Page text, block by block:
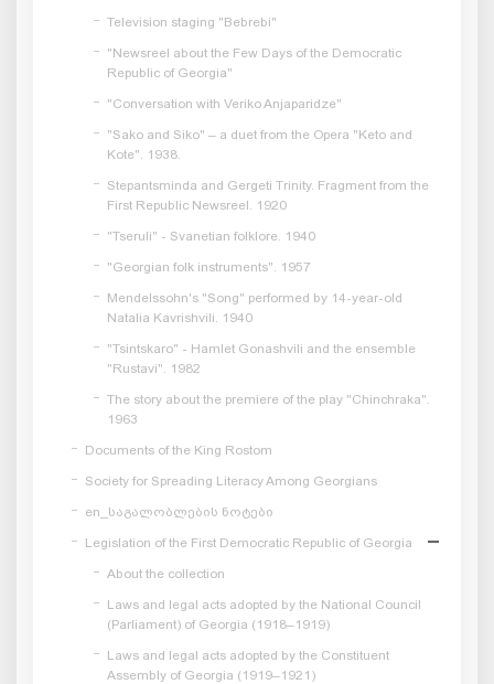
Television staging "Bebrebi"
"Newsreel about the Few Days of the Democratic
Republic of Georgia"
"Conversation with Veriko Anjaparidze"
"Sako and Siko" – a duet from the Opera "Keto and
Kote". 1938.
Stepantsminda and Gergeti Trinity. Fragment from the
First Republic Newsreel. 1920
"Tseruli" - Svanetian folklore. 1940
"Georgian folk instruments". 1957
Mendelssohn's "Song" performed by 14-year-old
Natalia Kavrishvili. 1940
"Tsintskaro" - Hamlet Gonashvili and the ensemble
"Rustavi". 1982
The story about the premiere of the play "Chinchraka".
1963
Documents of the King Rostom
Society for Spreading Literacy Among Georgians
en_საგალობლების ნოტები
Legislation of the First Democratic Republic of Georgia
About the collection
Laws and legal acts adopted by the National Council
(Parliament) of Georgia (1918–1919)
Laws and legal acts adopted by the Constituent
Assembly of Georgia (1919–1921)